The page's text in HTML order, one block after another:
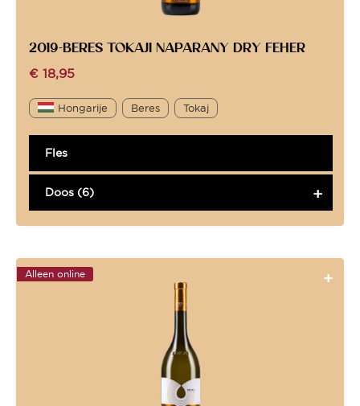
2019-BERES TOKAJI NAPARANY DRY FEHER
€ 18,95
Hongarije Beres Tokaj
Fles
Doos (6)
Alleen online